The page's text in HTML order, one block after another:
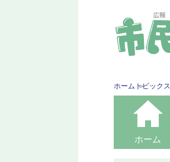
ホーム トピックス
ホーム